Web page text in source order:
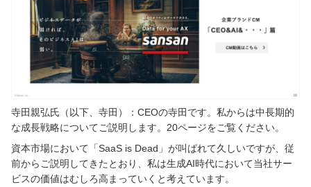
寺田親弘氏（以下、寺田）：CEOの寺田です。私からは中長期的
な成長戦略についてご説明します。20ページをご覧ください。
資本市場において「SaaS is Dead」が叫ばれて久しいですが、従
前からご説明してきたとおり、私は生成AI時代において当社サー
ビスの価値はむしろ高まっていくと考えています。